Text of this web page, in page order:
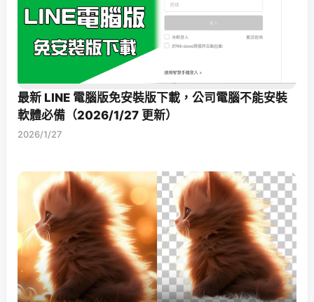
最新 LINE 電腦版免安裝版下載，公司電腦不能安裝
軟體必備（2026/1/27 更新）
2026/1/27